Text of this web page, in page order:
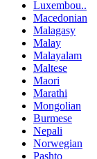
Luxembou..
Macedonian
Malagasy
Malay
Malayalam
Maltese
Maori
Marathi
Mongolian
Burmese
Nepali
Norwegian
Pashto